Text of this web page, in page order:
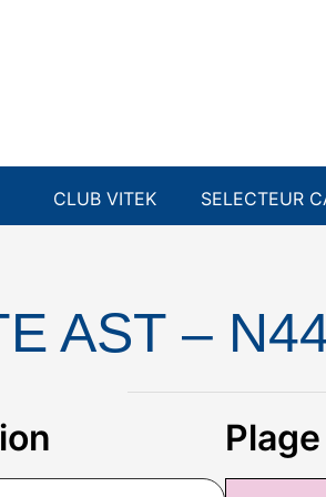
CLUB VITEK SELECTEUR
AST –